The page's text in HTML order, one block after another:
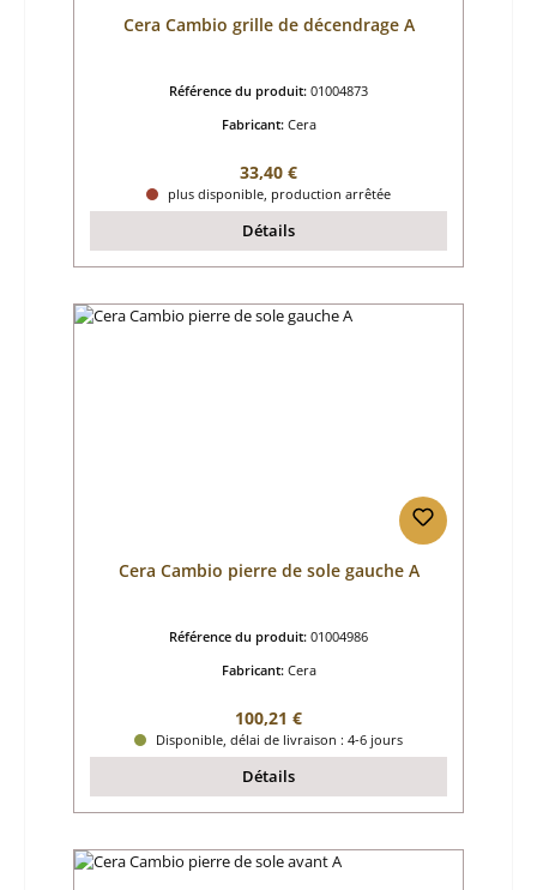
Cera Cambio grille de décendrage A
Référence du produit: 01004873
Fabricant: Cera
Prix régulier :
33,40 €
plus disponible, production arrêtée
Détails
Cera Cambio pierre de sole gauche A
Référence du produit: 01004986
Fabricant: Cera
Prix régulier :
100,21 €
Disponible, délai de livraison : 4-6 jours
Détails